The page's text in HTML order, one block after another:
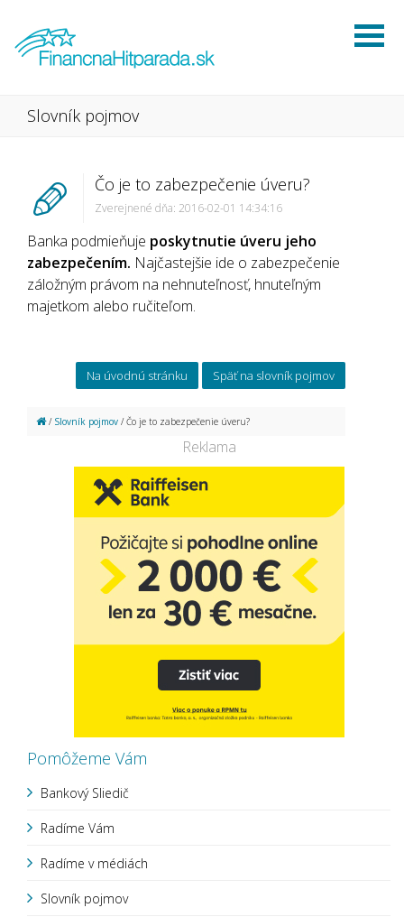
Slovník pojmov
Čo je to zabezpečenie úveru?
Zverejnené dňa: 2016-02-01 14:34:16
Banka podmieňuje poskytnutie úveru jeho
zabezpečením. Najčastejšie ide o zabezpečenie
záložným právom na nehnuteľnosť, hnuteľným
majetkom alebo ručiteľom.
Na úvodnú stránku Späť na slovník pojmov
/ Slovník pojmov / Čo je to zabezpečenie úveru?
Reklama
Pomôžeme Vám
Bankový Sliedič
Radíme Vám
Radíme v médiách
Slovník pojmov